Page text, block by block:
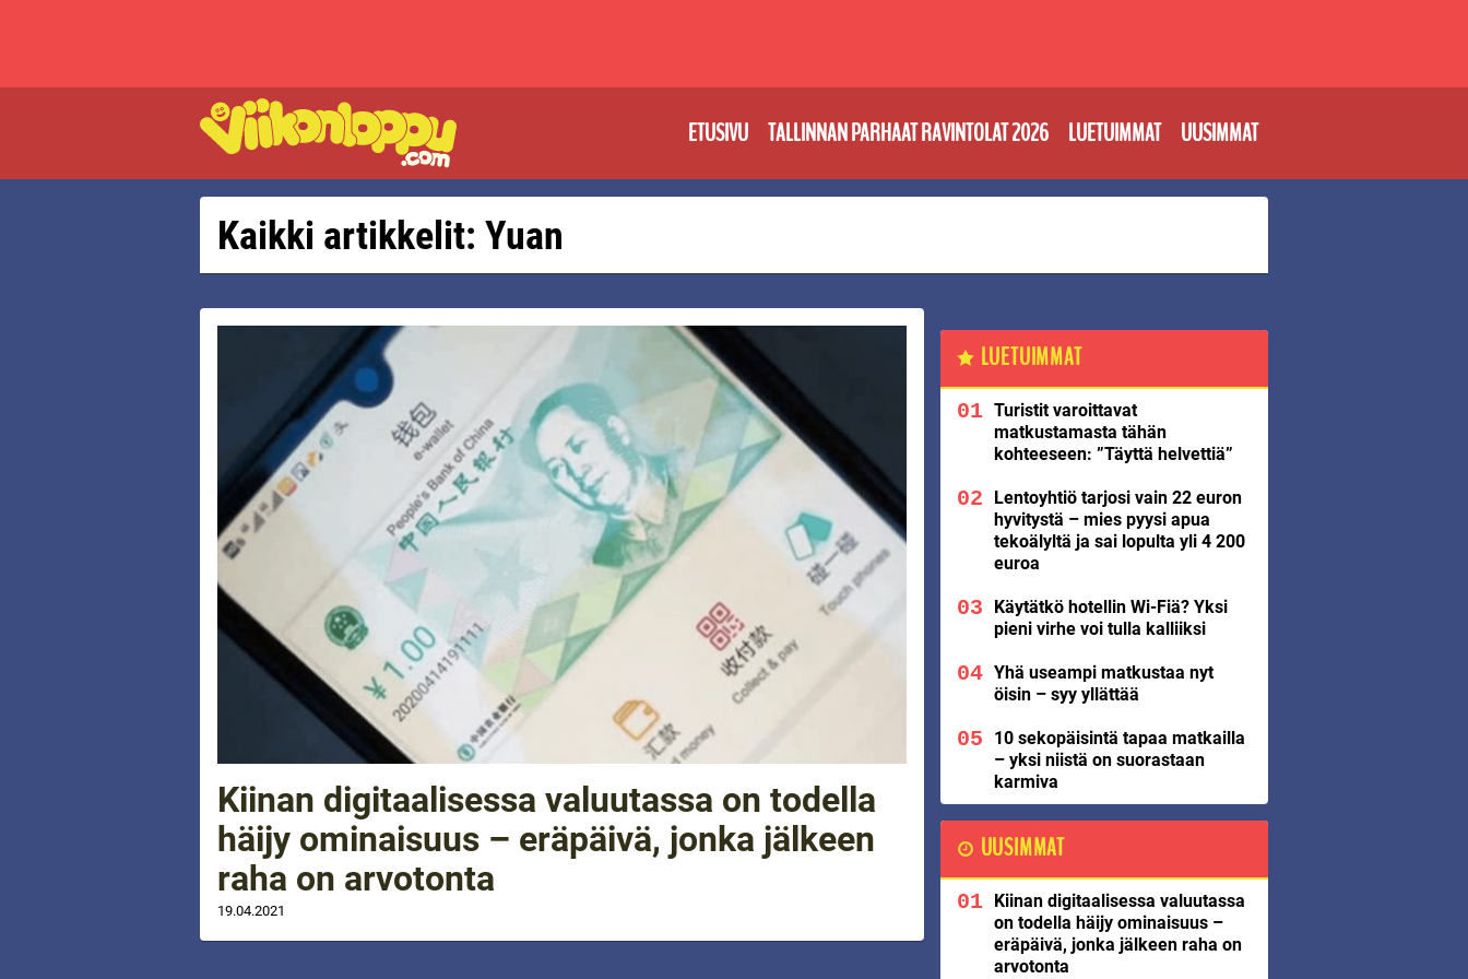
ETUSIVU TALLINNAN PARHAAT RAVINTOLAT 2026 LUETUIMMAT UUSIMMAT
Kaikki artikkelit: Yuan
Kiinan digitaalisessa valuutassa on todella
häijy ominaisuus – eräpäivä, jonka jälkeen
raha on arvotonta
19.04.2021
LUETUIMMAT
Turistit varoittavat
matkustamasta tähän
kohteeseen: ”Täyttä helvettiä”
Lentoyhtiö tarjosi vain 22 euron
hyvitystä – mies pyysi apua
tekoälyltä ja sai lopulta yli 4 200
euroa
Käytätkö hotellin Wi-Fiä? Yksi
pieni virhe voi tulla kalliiksi
Yhä useampi matkustaa nyt
öisin – syy yllättää
10 sekopäisintä tapaa matkailla
– yksi niistä on suorastaan
karmiva
UUSIMMAT
Kiinan digitaalisessa valuutassa
on todella häijy ominaisuus –
eräpäivä, jonka jälkeen raha on
arvotonta